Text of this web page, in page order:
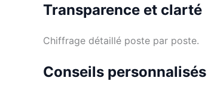
Transparence et clarté
Chiffrage détaillé poste par poste.
Conseils personnalisés